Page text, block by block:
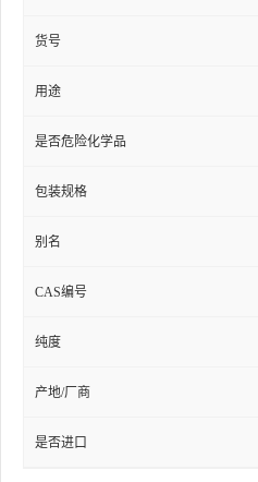
货号
用途
是否危险化学品
包装规格
别名
CAS编号
纯度
产地/厂商
是否进口